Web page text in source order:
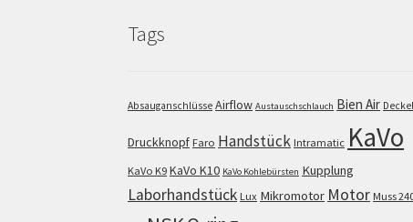
Tags
Absauganschlüsse Airflow Austauschschlauch Bien Air Deckel
Druckknopf Faro Handstück Intramatic KaVo
KaVo K9 KaVo K10 KaVo Kohlebürsten Kupplung
Laborhandstück Lux Mikromotor Motor Muss